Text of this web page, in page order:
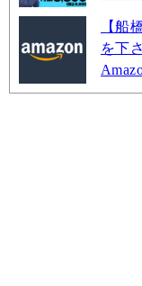
【船
を下